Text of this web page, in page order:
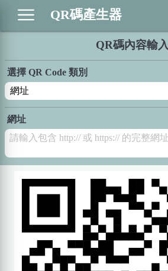
QR碼產生器
QR碼內容輸入
選擇 QR Code 類別
網址